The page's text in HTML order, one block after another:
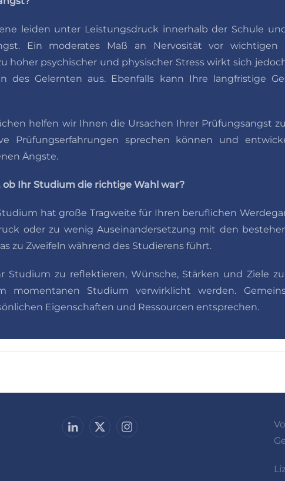
leiden unter Leistungsdruck innerhalb der Schule
Ein moderates Maß an Nervosität vor
hoher psychischer und physischer Stress wirkt sich
des Gelernten aus. Ebenfalls kann Ihre langfristige
helfen wir Ihnen die Ursachen Ihrer Prüfungsangst
Prüfungserfahrungen sprechen können und
Ängste.
Ihr Studium die richtige Wahl war?
hat große Tragweite für Ihren beruflichen
oder zu wenig Auseinandersetzung mit den
zu Zweifeln während des Studierens führt.
Studium zu reflektieren, Wünsche, Stärken und Ziele
momentanen Studium verwirklicht werden.
Eigenschaften und Ressourcen entsprechen.